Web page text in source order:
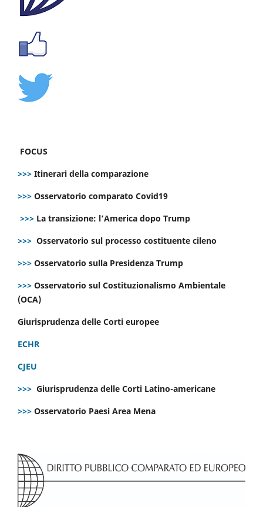
FOCUS
>>> Itinerari della comparazione
>>> Osservatorio comparato Covid19
>>> La transizione: l’America dopo Trump
>>> Osservatorio sul processo costituente cileno
>>> Osservatorio sulla Presidenza Trump
>>> Osservatorio sul Costituzionalismo Ambientale
(OCA)
Giurisprudenza delle Corti europee
ECHR
CJEU
>>> Giurisprudenza delle Corti Latino-americane
>>> Osservatorio Paesi Area Mena